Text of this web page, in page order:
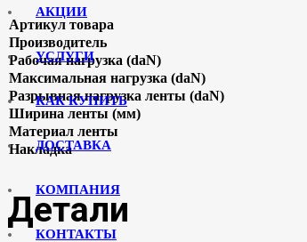
АКЦИИ
УСЛУГИ
КАК КУПИТЬ
ДОСТАВКА
КОМПАНИЯ
КОНТАКТЫ
Артикул товара
Производитель
Рабочая нагрузка (daN)
Максимальная нагрузка (daN)
Разрывная нагрузка ленты (daN)
Ширина ленты (мм)
Материал ленты
Накладка
Детали